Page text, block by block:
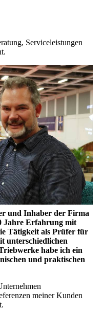
Serviceleistungen
und Inhaber der Firma
Jahre Erfahrung mit
Tätigkeit als Prüfer für
unterschiedlichen
habe ich ein
und praktischen
meiner Kunden